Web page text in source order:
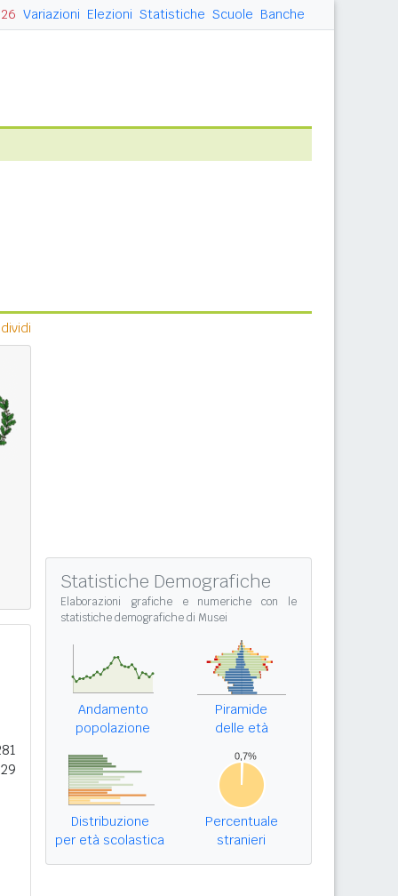
Variazioni Elezioni Statistiche Scuole Banche
Statistiche Demografiche
Elaborazioni grafiche e numeriche con le
statistiche demografiche di Musei
Andamento
popolazione
Piramide
delle età
Distribuzione
per età scolastica
Percentuale
stranieri